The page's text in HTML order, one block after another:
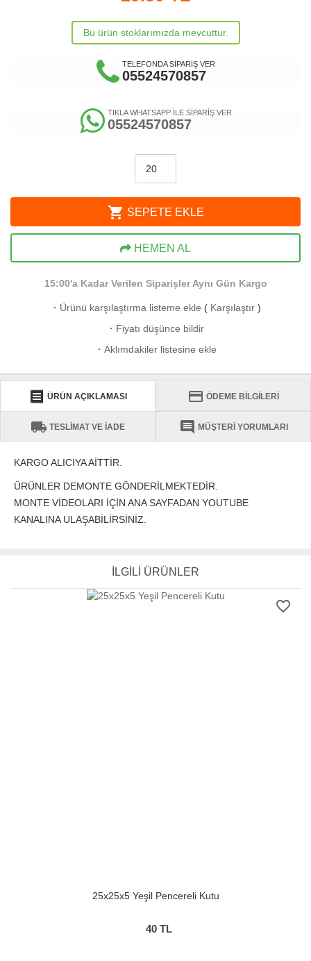
Bu ürün stoklarımızda mevcuttur.
TELEFONDA SİPARİŞ VER
05524570857
TIKLA WHATSAPP İLE SİPARİŞ VER
05524570857
shopping_cart SEPETE EKLE
HEMEN AL
15:00'a Kadar Verilen Siparişler Aynı Gün Kargo
· Ürünü karşılaştırma listeme ekle ( Karşılaştır)
· Fiyatı düşünce bildir
· Aklımdakiler listesine ekle
receipt ÜRÜN AÇIKLAMASI credit_card ÖDEME BİLGİLERİ
local_shipping TESLİMAT VE İADE comment MÜŞTERİ YORUMLARI
KARGO ALICIYA AİTTİR.
ÜRÜNLER DEMONTE GÖNDERİLMEKTEDİR.
MONTE VİDEOLARI İÇİN ANA SAYFADAN YOUTUBE
KANALINA ULAŞABİLİRSİNİZ.
İLGİLİ ÜRÜNLER
favorite_border
25x25x5 Yeşil Pencereli Kutu
40 TL